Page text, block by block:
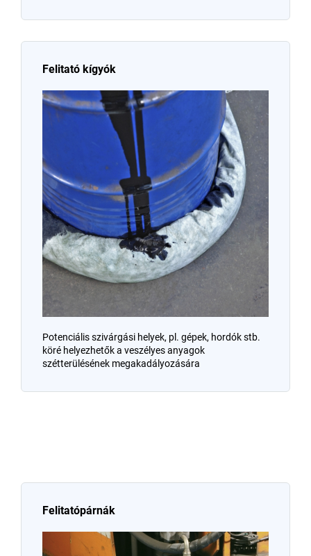
Felitató kígyók
Potenciális szivárgási helyek, pl. gépek, hordók stb.
köré helyezhetők a veszélyes anyagok
szétterülésének megakadályozására
Felitatópárnák